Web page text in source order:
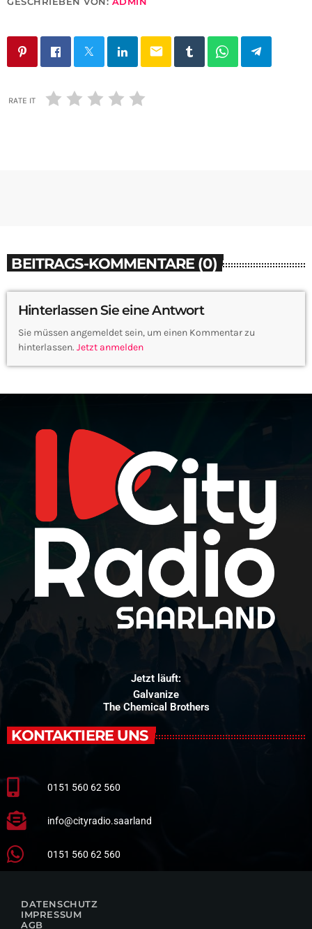
email
RATE IT
BEITRAGS-KOMMENTARE (0)
Hinterlassen Sie eine Antwort
Sie müssen angemeldet sein, um einen Kommentar zu
hinterlassen. Jetzt anmelden
Jetzt läuft:
Galvanize
The Chemical Brothers
KONTAKTIERE UNS
0151 560 62 560
info@cityradio.saarland
0151 560 62 560
DATENSCHUTZ
IMPRESSUM
AGB